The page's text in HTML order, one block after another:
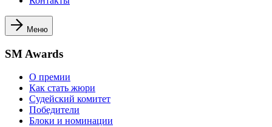
Меню
SM Awards
О премии
Как стать жюри
Судейский комитет
Победители
Блоки и номинации